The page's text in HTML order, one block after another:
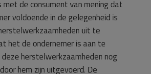
met de consument van mening dat
voldoende in de gelegenheid is
uit te
het de ondernemer is aan te
herstelwerkzaamheden nog
hem zijn uitgevoerd. De